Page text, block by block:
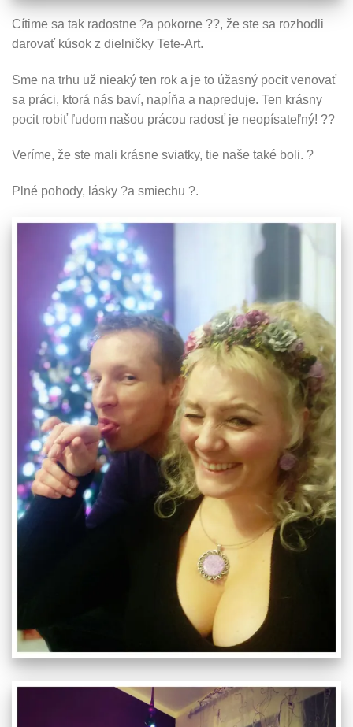
Cítime sa tak radostne ?a pokorne ??, že ste sa rozhodli
darovať kúsok z dielničky Tete-Art.
Sme na trhu už nieaký ten rok a je to úžasný pocit venovať
sa práci, ktorá nás baví, napĺňa a napreduje. Ten krásny
pocit robiť ľudom našou prácou radosť je neopísateľný! ??
Veríme, že ste mali krásne sviatky, tie naše také boli. ?
Plné pohody, lásky ?a smiechu ?.